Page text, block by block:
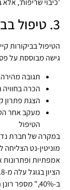
'כיבוי שריפות',
3. טיפול בביקורות קיימות
הטיפול בביקורות
גישה מבוססת על
תגובה מהירה
הכרה
הצגת פתרון
מעקב אחר
הטיפול
במקרה של חברת
מוניטין-נט
אמפתיות ופתרונות
ב-40%," מספר רונן הלל.